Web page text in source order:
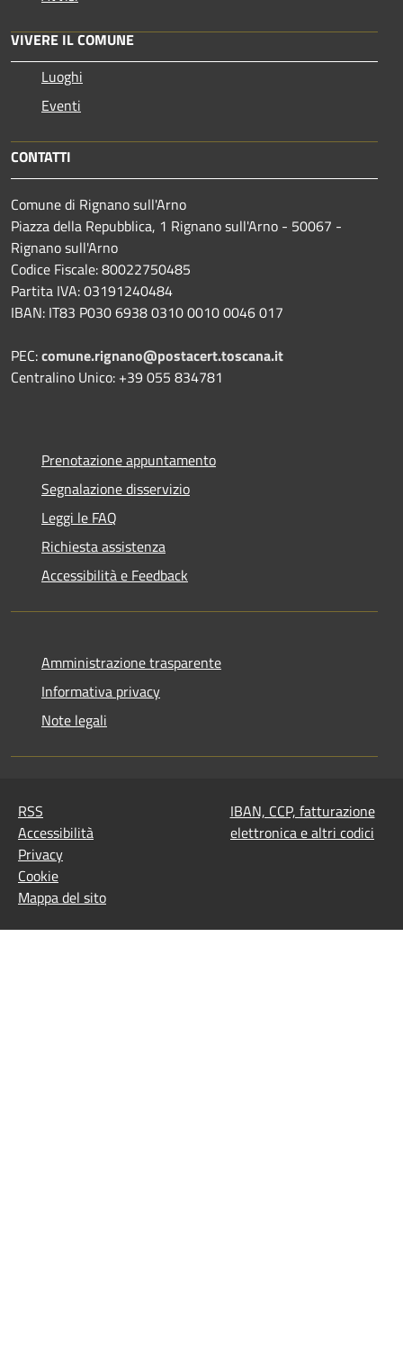
VIVERE IL COMUNE
Luoghi
Eventi
CONTATTI
Comune di Rignano sull'Arno
Piazza della Repubblica, 1 Rignano sull'Arno - 50067 -
Rignano sull'Arno
Codice Fiscale: 80022750485
Partita IVA: 03191240484
IBAN: IT83 P030 6938 0310 0010 0046 017
PEC:comune.rignano@postacert.toscana.it
Centralino Unico: +39 055 834781
Prenotazione appuntamento
Segnalazione disservizio
Leggi le FAQ
Richiesta assistenza
Accessibilità e Feedback
Amministrazione trasparente
Informativa privacy
Note legali
RSS
Accessibilità
Privacy
Cookie
Mappa del sito
IBAN, CCP, fatturazione
elettronica e altri codici